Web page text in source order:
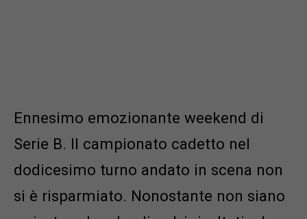
Ennesimo emozionante weekend di
Serie B. Il campionato cadetto nel
dodicesimo turno andato in scena non
si è risparmiato. Nonostante non siano